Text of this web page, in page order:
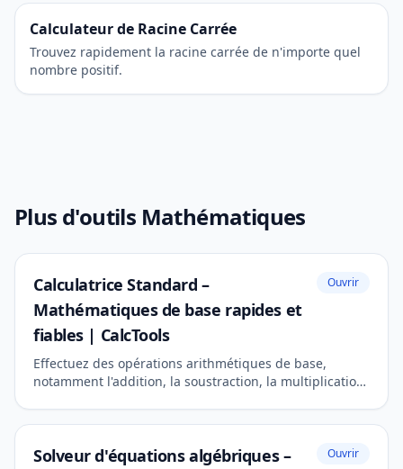
Calculateur de Racine Carrée
Trouvez rapidement la racine carrée de n'importe quel
nombre positif.
Plus d'outils Mathématiques
Calculatrice Standard –
Mathématiques de base rapides et
fiables | CalcTools
Ouvrir
Effectuez des opérations arithmétiques de base,
notamment l'addition, la soustraction, la multiplication
Solveur d'équations algébriques –
Ouvrir